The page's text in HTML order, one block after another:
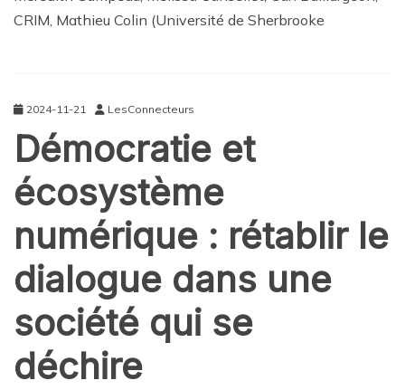
CRIM, Mathieu Colin (Université de Sherbrooke
2024-11-21 LesConnecteurs
Démocratie et
écosystème
numérique : rétablir le
dialogue dans une
société qui se
déchire